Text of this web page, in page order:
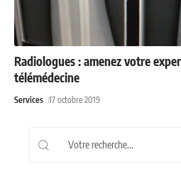
Radiologues : amenez votre
télémédecine
Services 17 octobre 2019